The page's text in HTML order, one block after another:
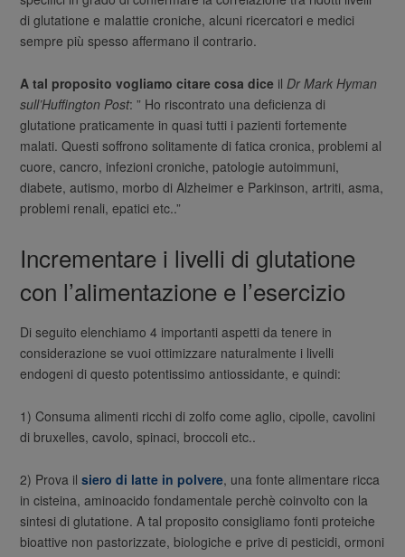
di glutatione e malattie croniche, alcuni ricercatori e medici
sempre più spesso affermano il contrario.
A tal proposito vogliamo citare cosa dice il Dr Mark Hyman
sull’Huffington Post: ” Ho riscontrato una deficienza di
glutatione praticamente in quasi tutti i pazienti fortemente
malati. Questi soffrono solitamente di fatica cronica, problemi al
cuore, cancro, infezioni croniche, patologie autoimmuni,
diabete, autismo, morbo di Alzheimer e Parkinson, artriti, asma,
problemi renali, epatici etc..”
Incrementare i livelli di glutatione
con l’alimentazione e l’esercizio
Di seguito elenchiamo 4 importanti aspetti da tenere in
considerazione se vuoi ottimizzare naturalmente i livelli
endogeni di questo potentissimo antiossidante, e quindi:
1) Consuma alimenti ricchi di zolfo come aglio, cipolle, cavolini
di bruxelles, cavolo, spinaci, broccoli etc..
2) Prova ilsiero di latte in polvere, una fonte alimentare ricca
in cisteina, aminoacido fondamentale perchè coinvolto con la
sintesi di glutatione. A tal proposito consigliamo fonti proteiche
bioattive non pastorizzate, biologiche e prive di pesticidi, ormoni